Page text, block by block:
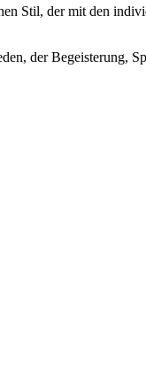
Stil, der mit den
der Begeisterung,